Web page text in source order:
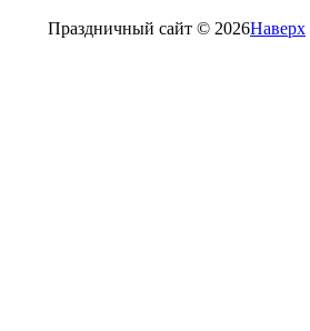
Праздничный сайт © 2026Наверх